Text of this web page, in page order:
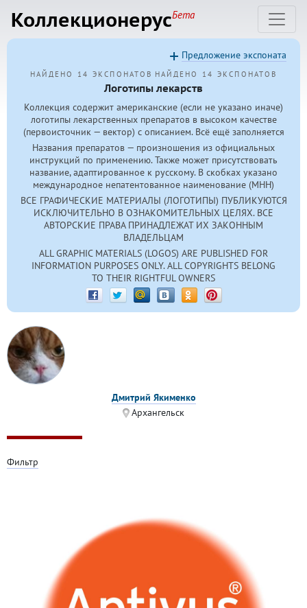
КоллекционерусБета
НАЙДЕНО 14 ЭКСПОНАТОВ НАЙДЕНО 14 ЭКСПОНАТОВ
Логотипы лекарств
Коллекция содержит американские (если не указано иначе)
логотипы лекарственных препаратов в высоком качестве
(первоисточник — вектор) с описанием. Всё ещё заполняется
Названия препаратов — произношения из официальных
инструкций по применению. Также может присутствовать
название, адаптированное к русскому. В скобках указано
международное непатентованное наименование (МНН)
ВСЕ ГРАФИЧЕСКИЕ МАТЕРИАЛЫ (ЛОГОТИПЫ) ПУБЛИКУЮТСЯ
ИСКЛЮЧИТЕЛЬНО В ОЗНАКОМИТЕЛЬНЫХ ЦЕЛЯХ. ВСЕ
АВТОРСКИЕ ПРАВА ПРИНАДЛЕЖАТ ИХ ЗАКОННЫМ
ВЛАДЕЛЬЦАМ
ALL GRAPHIC MATERIALS (LOGOS) ARE PUBLISHED FOR
INFORMATION PURPOSES ONLY. ALL COPYRIGHTS BELONG
TO THEIR RIGHTFUL OWNERS
Предложение экспоната
Дмитрий Якименко
Архангельск
Фильтр